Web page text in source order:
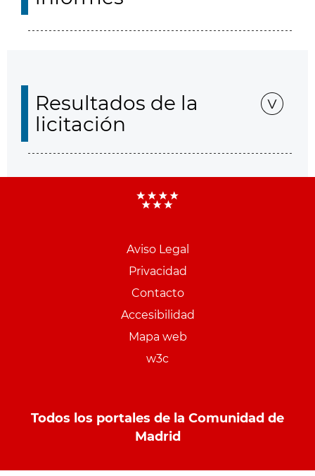
Resultados de la
licitación
Aviso Legal
Privacidad
Contacto
Accesibilidad
Mapa web
w3c
Todos los portales de la Comunidad de
Madrid